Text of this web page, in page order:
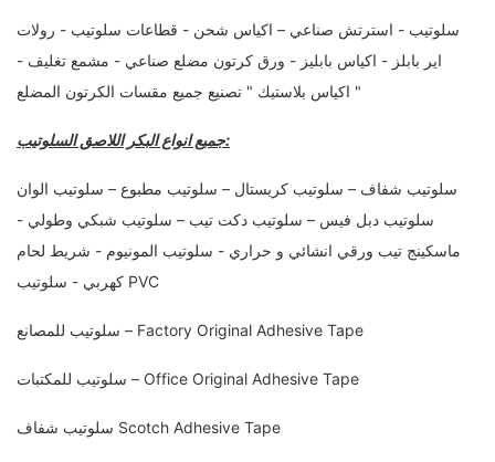
سلوتيب - استرتش صناعي – اكياس شحن - قطاعات سلوتيب - رولات
اير بابلز - اكياس بابليز - ورق كرتون مضلع صناعي - مشمع تغليف -
اكياس بلاستيك " تصنيع جميع مقسات الكرتون المضلع "
جميع انواع البكر اللاصق السلوتيب:
سلوتيب شفاف – سلوتيب كريستال – سلوتيب مطبوع – سلوتيب الوان
سلوتيب دبل فيس – سلوتيب دكت تيب – سلوتيب شبكي وطولي -
ماسكينج تيب ورقي انشائي و حراري - سلوتيب المونيوم - شريط لحام
كهربي - سلوتيب PVC
سلوتيب للمصانع – Factory Original Adhesive Tape
سلوتيب للمكتبات – Office Original Adhesive Tape
سلوتيب شفاف Scotch Adhesive Tape